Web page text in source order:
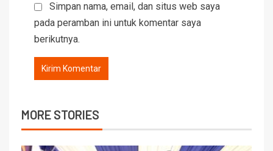
Simpan nama, email, dan situs web saya
pada peramban ini untuk komentar saya
berikutnya.
MORE STORIES